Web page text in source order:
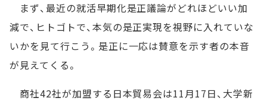
まず、最近の就活早期化是正議論がどれほどいい加
減で、ヒトゴトで、本気の是正実現を視野に入れていな
いかを見て行こう。是正に一応は賛意を示す者の本音
が見えてくる。
商社42社が加盟する日本貿易会は11月17日、大学新